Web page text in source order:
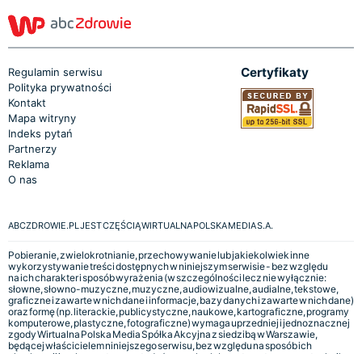
Regulamin serwisu
Polityka prywatności
Kontakt
Mapa witryny
Indeks pytań
Partnerzy
Reklama
O nas
Certyfikaty
ABCZDROWIE.PL JEST CZĘŚCIĄ WIRTUALNA POLSKA MEDIA S.A.
Pobieranie, zwielokrotnianie, przechowywanie lub jakiekolwiek inne
wykorzystywanie treści dostępnych w niniejszym serwisie - bez względu
na ich charakter i sposób wyrażenia (w szczególności lecz nie wyłącznie:
słowne, słowno-muzyczne, muzyczne, audiowizualne, audialne, tekstowe,
graficzne i zawarte w nich dane i informacje, bazy danych i zawarte w nich dane)
oraz formę (np. literackie, publicystyczne, naukowe, kartograficzne, programy
komputerowe, plastyczne, fotograficzne) wymaga uprzedniej i jednoznacznej
zgody Wirtualna Polska Media Spółka Akcyjna z siedzibą w Warszawie,
będącej właścicielem niniejszego serwisu, bez względu na sposób ich